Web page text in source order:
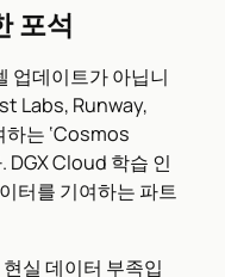
포석
업데이트가 아닙니
Labs, Runway,
는 ‘Cosmos
DGX Cloud 학습 인
터를 기여하는 파트
실 데이터 부족입